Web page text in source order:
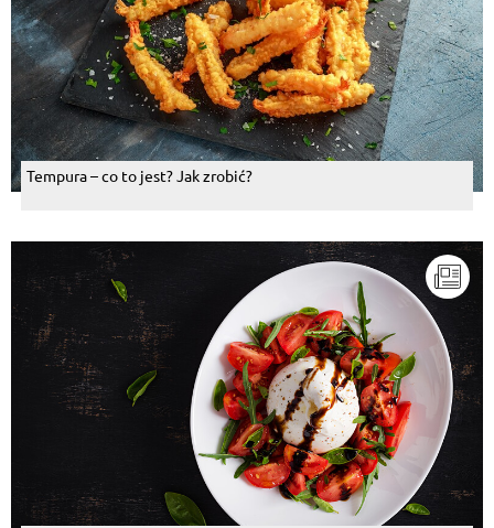
Tempura – co to jest? Jak zrobić?